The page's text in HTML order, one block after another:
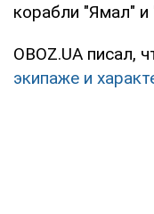
корабли "Ямал" и
OBOZ.UA писал,
экипаже и